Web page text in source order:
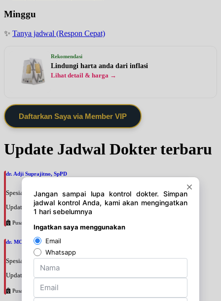
Minggu
✨ Tanya jadwal (Respon Cepat)
Rekomendasi
Lindungi harta anda dari inflasi
Lihat detail & harga →
Daftarkan Saya via Member VIP
Update Jadwal Dokter terbaru
dr. Adji Suprajitno, SpPD
Spesialis: Penyakit Dalam
Update terakhir: 2026-08-07 20:37:59
Pusat Pertamina
dr. MOCHAMAD PASHA, SpPD
Spesialis: Penyakit Dalam
Update terakhir: 2026-08-07 20:35:45
Pusat Pertamina